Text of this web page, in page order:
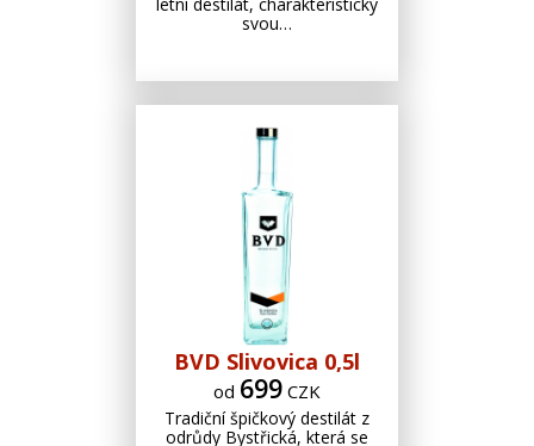
svou…
BVD Slivovica 0,5l
od 699 CZK
Tradiční špičkový destilát z
odrůdy Bystřická, která se